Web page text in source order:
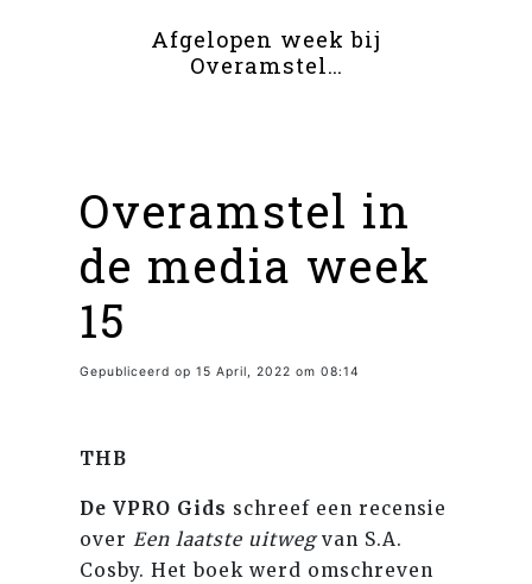
Afgelopen week bij
Overamstel…
Overamstel in
de media week
15
Gepubliceerd op 15 April, 2022 om 08:14
THB
De VPRO Gids schreef een recensie
over Een laatste uitwegvan S.A.
Cosby. Het boek werd omschreven